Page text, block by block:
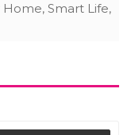
Home, Smart Life,